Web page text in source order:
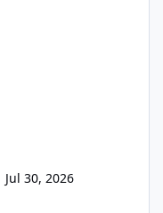
Jul 30, 2026